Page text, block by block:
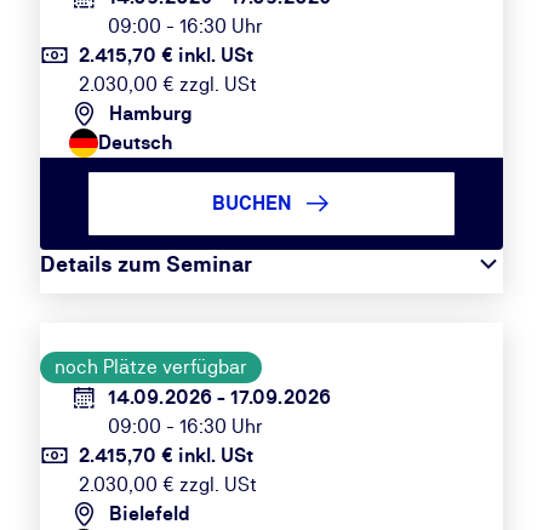
09:00 - 16:30 Uhr
2.415,70 € inkl. USt
2.030,00 € zzgl. USt
Hamburg
Deutsch
Details zum Seminar
BUCHEN
noch Plätze verfügbar
14.09.2026 - 17.09.2026
09:00 - 16:30 Uhr
2.415,70 € inkl. USt
2.030,00 € zzgl. USt
Bielefeld